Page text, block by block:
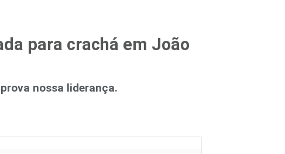
para crachá em João
nossa liderança.